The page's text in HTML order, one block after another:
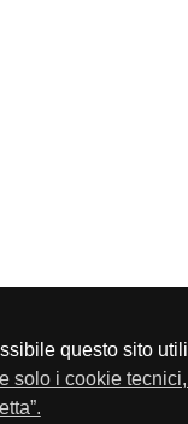
questo sito
solo i cookie
- Telefono